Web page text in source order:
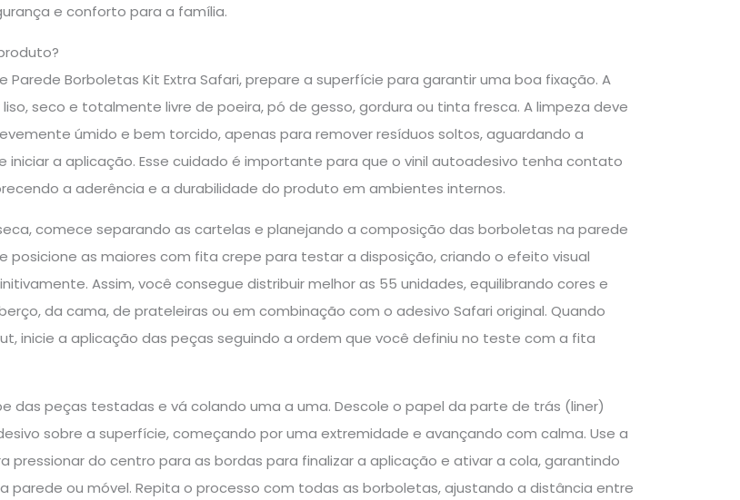
e conforto para a família.
Parede Borboletas Kit Extra Safari, prepare a superfície para garantir uma boa fixação. A
seco e totalmente livre de poeira, pó de gesso, gordura ou tinta fresca. A limpeza deve
úmido e bem torcido, apenas para remover resíduos soltos, aguardando a
a aplicação. Esse cuidado é importante para que o vinil autoadesivo tenha contato
a aderência e a durabilidade do produto em ambientes internos.
comece separando as cartelas e planejando a composição das borboletas na parede
posicione as maiores com fita crepe para testar a disposição, criando o efeito visual
Assim, você consegue distribuir melhor as 55 unidades, equilibrando cores e
da cama, de prateleiras ou em combinação com o adesivo Safari original. Quando
inicie a aplicação das peças seguindo a ordem que você definiu no teste com a fita
das peças testadas e vá colando uma a uma. Descole o papel da parte de trás (liner)
sobre a superfície, começando por uma extremidade e avançando com calma. Use a
pressionar do centro para as bordas para finalizar a aplicação e ativar a cola, garantindo
parede ou móvel. Repita o processo com todas as borboletas, ajustando a distância entre